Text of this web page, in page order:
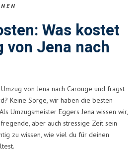
Was kostet
von Jena nach
von Jena nach Carouge und fragst
Keine Sorge, wir haben die besten
Umzugsmeister Eggers Jena wissen wir,
aber auch stressige Zeit sein
zu wissen, wie viel du für deinen